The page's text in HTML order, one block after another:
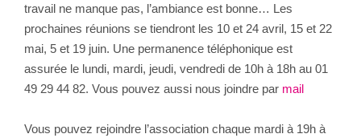
travail ne manque pas, l’ambiance est bonne… Les
prochaines réunions se tiendront les 10 et 24 avril, 15 et 22
mai, 5 et 19 juin. Une permanence téléphonique est
assurée le lundi, mardi, jeudi, vendredi de 10h à 18h au 01
49 29 44 82. Vous pouvez aussi nous joindre par mail
Vous pouvez rejoindre l’association chaque mardi à 19h à